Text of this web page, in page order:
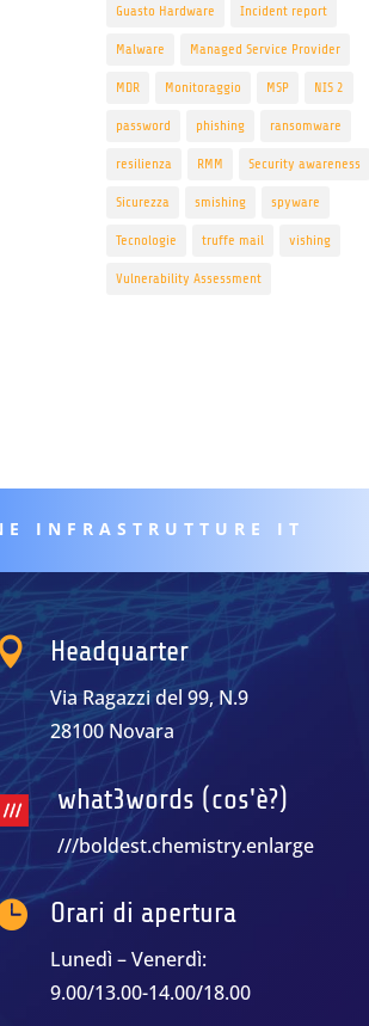
Guasto Hardware Incident report
Malware Managed Service Provider
MDR Monitoraggio MSP NIS 2
password phishing ransomware
resilienza RMM Security awareness
Sicurezza smishing spyware
Tecnologie truffe mail vishing
Vulnerability Assessment
INFRASTRUTTURE IT
 Headquarter
Via Ragazzi del 99, N.9
28100 Novara
what3words (cos'è?)
///boldest.chemistry.enlarge
Orari di apertura
Lunedì – Venerdì:
9.00/13.00-14.00/18.00